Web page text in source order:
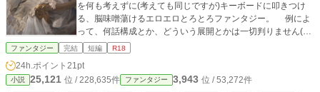
を何も考えずに(考えても同じですが)キーボードに叩きつけ
る、脳味噌蕩けるエロエロとろとろファンタジー。 例によ
って、何話構成とか、どういう展開とかは一切判りません(完
結しないかも) ・・・・いつもの事ながら恐縮です。 【R
す】 テーマは・・・・「少年と熟女」！シンプル・イ
ズ・エロ！ 国民からも慕われる、慈悲深く優しい女王様
ファンタジー 完結 短編 R18
24h.ポイント 21pt
小説 25,121 位 / 228,635件 ファンタジー 3,943 位 / 53,272件